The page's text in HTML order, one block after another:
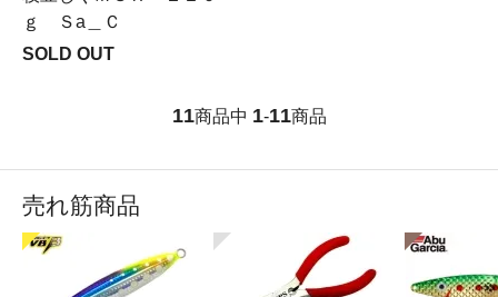
ｇ Ｓa＿Ｃ
SOLD OUT
11商品中 1-11商品
売れ筋商品